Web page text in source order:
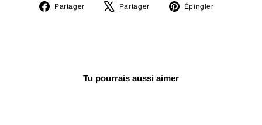
Partager
PartagerPartager
TweeterÉpingler
Tu pourrais aussi aimer